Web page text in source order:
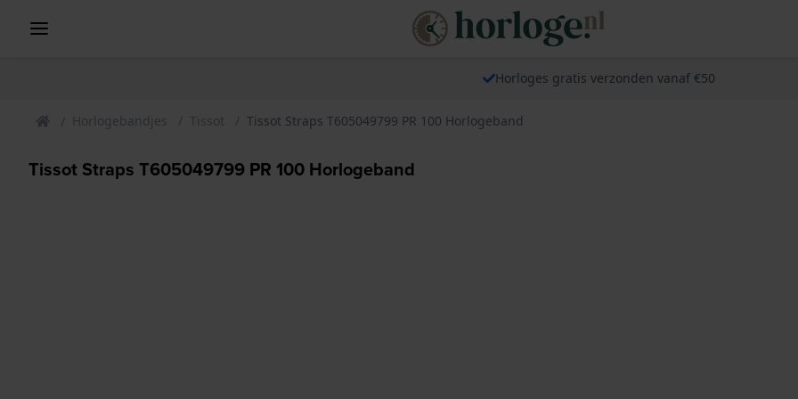
Horloges gratis verzonden vanaf €50
Horlogebandjes Tissot Tissot Straps T605049799 PR 100 Horlogeband
Tissot Straps T605049799 PR 100 Horlogeband